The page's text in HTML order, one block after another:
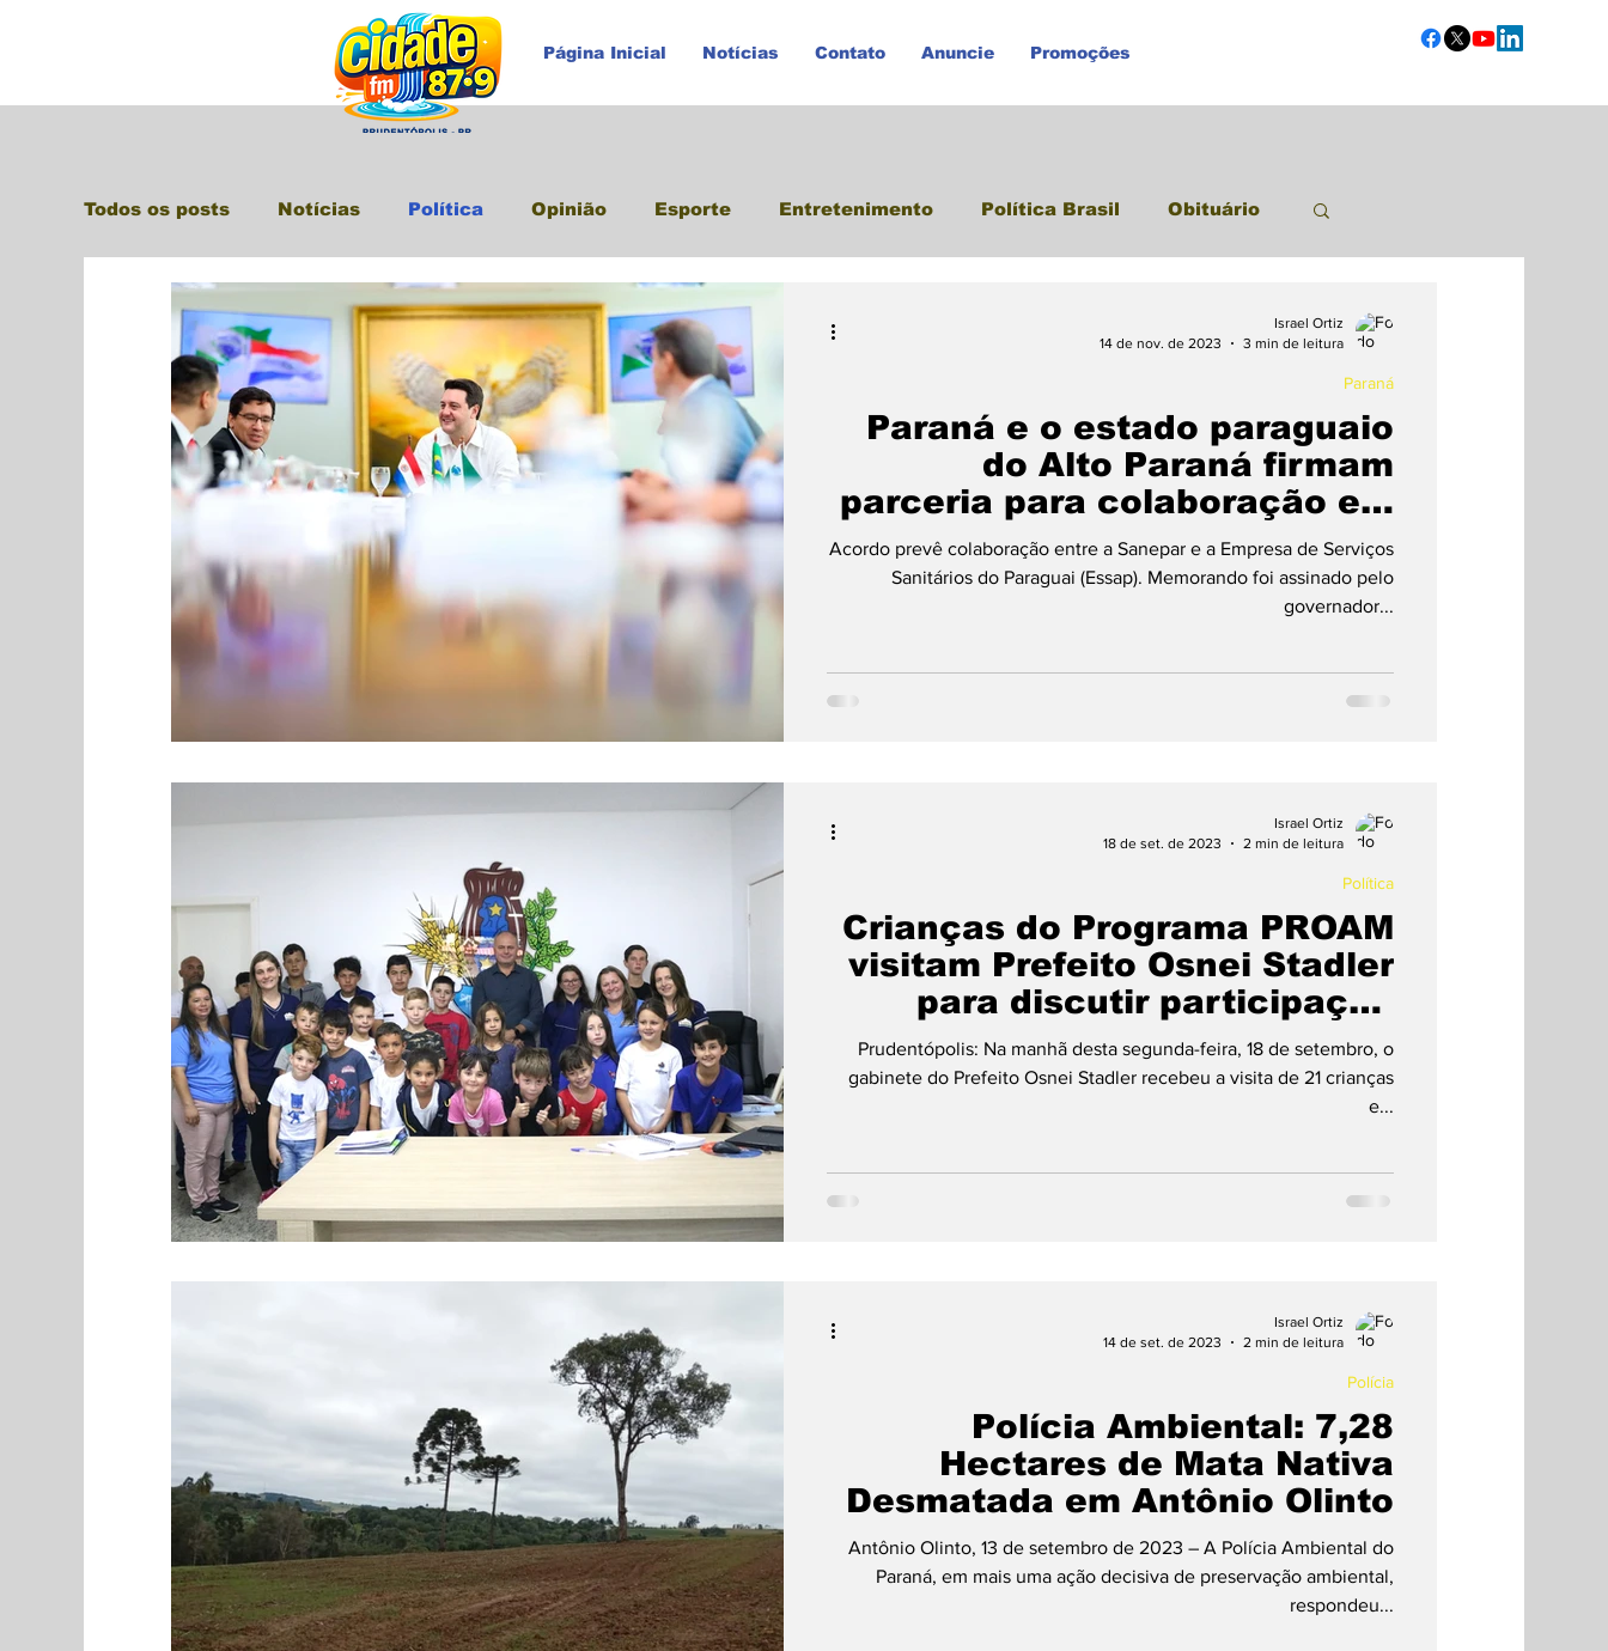
Página Inicial Notícias Contato Anuncie Promoções
Todos os posts Notícias Política Opinião Esporte Entretenimento Política Brasil Obituário
Polícia Paraná Prudentópolis Promoções
Paraná e o estado paraguaio
do Alto Paraná firmam
parceria para colaboração em
saneamento
Acordo prevê colaboração entre a Sanepar e a Empresa de Serviços
Sanitários do Paraguai (Essap). Memorando foi assinado pelo
governador...
Paraná
Israel Ortiz
14 de nov. de 2023
3 min de leitura
Crianças do Programa PROAM
visitam Prefeito Osnei Stadler
para discutir participação
cívica
Prudentópolis: Na manhã desta segunda-feira, 18 de setembro, o
gabinete do Prefeito Osnei Stadler recebeu a visita de 21 crianças
e...
Política
Israel Ortiz
18 de set. de 2023
2 min de leitura
Polícia Ambiental: 7,28
Hectares de Mata Nativa
Desmatada em Antônio Olinto
Antônio Olinto, 13 de setembro de 2023 – A Polícia Ambiental do
Paraná, em mais uma ação decisiva de preservação ambiental,
respondeu...
Polícia
Israel Ortiz
14 de set. de 2023
2 min de leitura